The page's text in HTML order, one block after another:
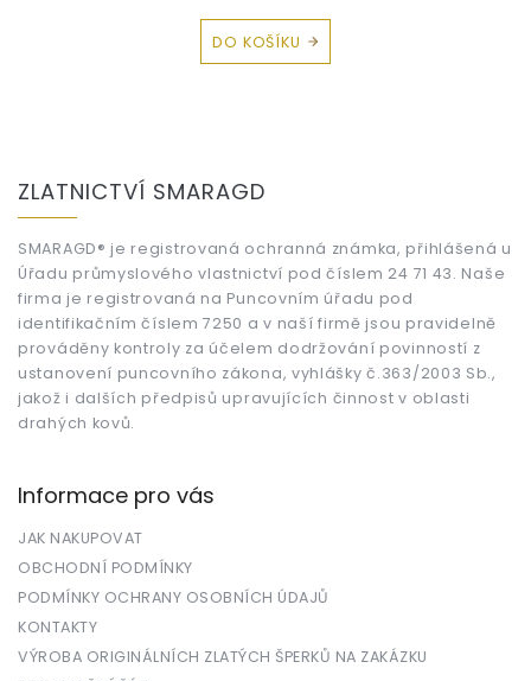
DO KOŠÍKU
ZLATNICTVÍ SMARAGD
SMARAGD® je registrovaná ochranná známka, přihlášená u
Úřadu průmyslového vlastnictví pod číslem 24 71 43. Naše
firma je registrovaná na Puncovním úřadu pod
identifikačním číslem 7250 a v naší firmě jsou pravidelně
prováděny kontroly za účelem dodržování povinností z
ustanovení puncovního zákona, vyhlášky č.363/2003 Sb.,
jakož i dalších předpisů upravujících činnost v oblasti
drahých kovů.
Informace pro vás
JAK NAKUPOVAT
OBCHODNÍ PODMÍNKY
PODMÍNKY OCHRANY OSOBNÍCH ÚDAJŮ
KONTAKTY
VÝROBA ORIGINÁLNÍCH ZLATÝCH ŠPERKŮ NA ZAKÁZKU